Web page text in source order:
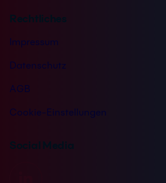
Rechtliches
Impressum
Datenschutz
AGB
Cookie-Einstellungen
Social Media